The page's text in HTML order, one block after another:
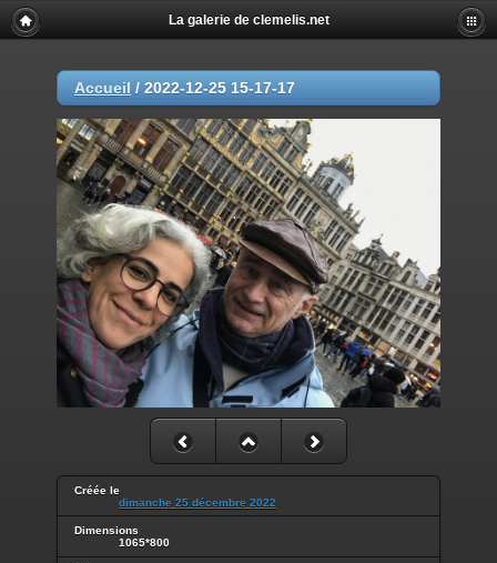
La galerie de clemelis.net
Accueil / 2022-12-25 15-17-17
Créée le
dimanche 25 décembre 2022
Dimensions
1065*800